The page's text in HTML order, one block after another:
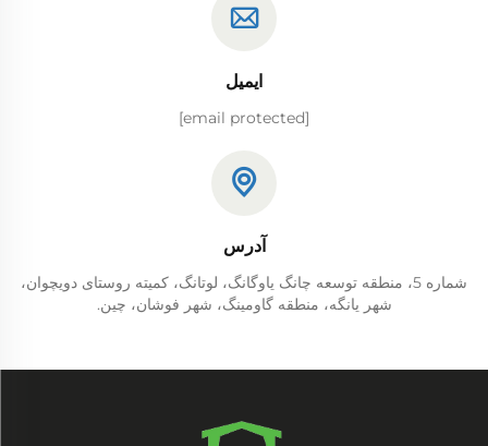
ایمیل
[email protected]
آدرس
شماره 5، منطقه توسعه چانگ یاوگانگ، لوتانگ، کمیته روستای دویچوان،
شهر یانگه، منطقه گاومینگ، شهر فوشان، چین.